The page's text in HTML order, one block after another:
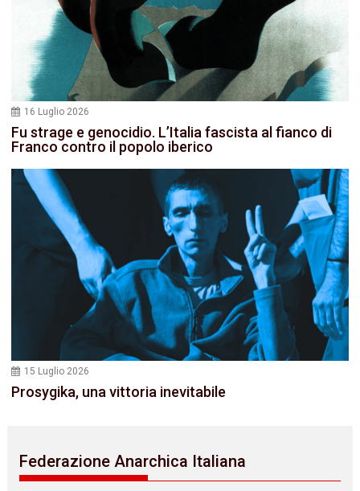
16 Luglio 2026
Fu strage e genocidio. L’Italia fascista al fianco di
Franco contro il popolo iberico
15 Luglio 2026
Prosygika, una vittoria inevitabile
Federazione Anarchica Italiana